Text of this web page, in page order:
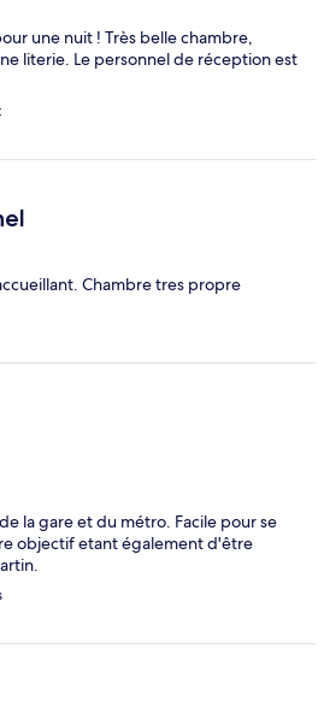
une nuit ! Très belle chambre,
literie. Le personnel de réception est
Chambre tres propre
la gare et du métro. Facile pour se
objectif etant également d'être